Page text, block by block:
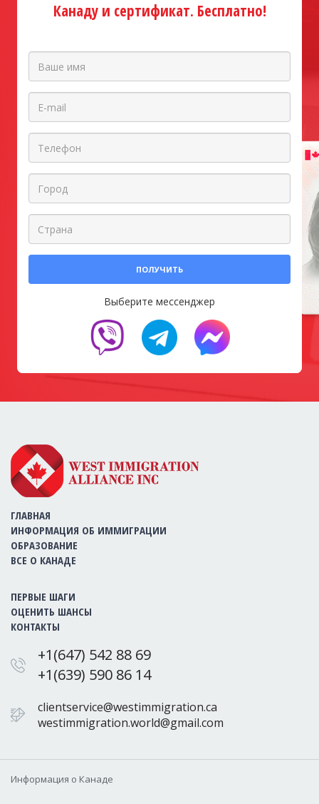
Канаду и сертификат. Бесплатно!
ПОЛУЧИТЬ
Выберите мессенджер
ГЛАВНАЯ
ИНФОРМАЦИЯ ОБ ИММИГРАЦИИ
ОБРАЗОВАНИЕ
ВСЕ О КАНАДЕ
ПЕРВЫЕ ШАГИ
ОЦЕНИТЬ ШАНСЫ
КОНТАКТЫ
+1(647) 542 88 69
+1(639) 590 86 14
clientservice@westimmigration.ca
westimmigration.world@gmail.com
Информация о Канаде